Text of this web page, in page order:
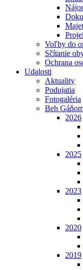
Voľby do
Sčítanie
Ochrana
Udalosti
Aktuality
Podujatia
Fotogaléria
Beh
2026
2025
2023
2020
2019